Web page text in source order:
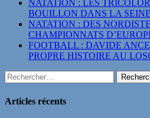
NATATION : LES
BOUILLON DANS LA SEINE
NATATION : DES
CHAMPIONNATS
FOOTBALL : DAVIDE
PROPRE HISTOIRE AU
Rechercher :
Articles récents